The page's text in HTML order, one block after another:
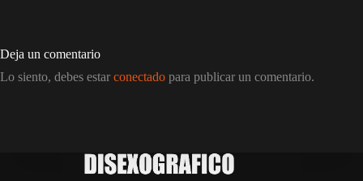
Deja un comentario
Lo siento, debes estar conectado para publicar un comentario.